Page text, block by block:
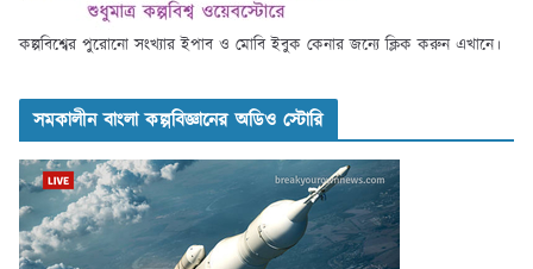
কল্পবিশ্বের পুরোনো সংখ্যার ইপাব ও মোবি ইবুক কেনার জন্যে ক্লিক করুন এখানে।
সমকালীন বাংলা কল্পবিজ্ঞানের অডিও স্টোরি